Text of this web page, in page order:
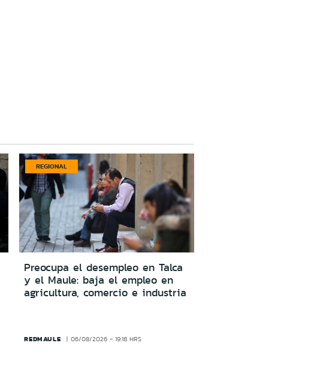
REGIONAL
Preocupa el desempleo en Talca
y el Maule: baja el empleo en
agricultura, comercio e industria
REDMAULE 06/08/2026 - 19:18 HRS